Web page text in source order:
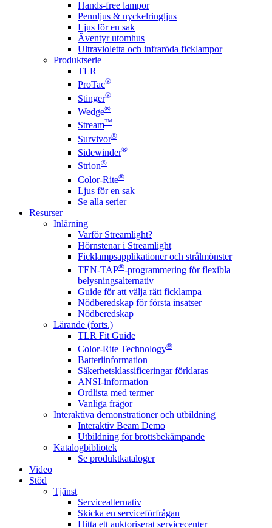
Hands-free lampor
Pennljus & nyckelringljus
Ljus för en sak
Äventyr utomhus
Ultravioletta och infraröda ficklampor
Produktserie
TLR
ProTac®
Stinger®
Wedge®
Stream™
Survivor®
Sidewinder®
Strion®
Color-Rite®
Ljus för en sak
Se alla serier
Resurser
Inlärning
Varför Streamlight?
Hörnstenar i Streamlight
Ficklampsapplikationer och strålmönster
TEN-TAP®-programmering för flexibla
belysningsalternativ
Guide för att välja rätt ficklampa
Nödberedskap för första insatser
Nödberedskap
Lärande (forts.)
TLR Fit Guide
Color-Rite Technology®
Batteriinformation
Säkerhetsklassificeringar förklaras
ANSI-information
Ordlista med termer
Vanliga frågor
Interaktiva demonstrationer och utbildning
Interaktiv Beam Demo
Utbildning för brottsbekämpande
Katalogbibliotek
Se produktkataloger
Video
Stöd
Tjänst
Servicealternativ
Skicka en serviceförfrågan
Hitta ett auktoriserat servicecenter